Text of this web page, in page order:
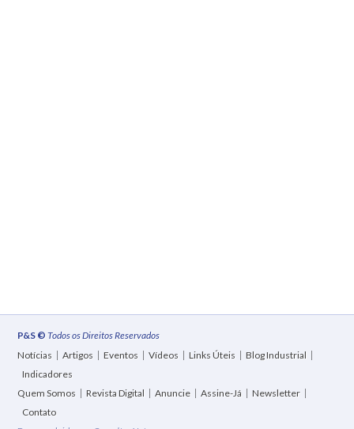
P&S © Todos os Direitos Reservados
Notícias
Artigos Eventos Vídeos Links Úteis
Blog Industrial
Indicadores
Quem Somos
Revista Digital Anuncie Assine-Já
Newsletter
Contato